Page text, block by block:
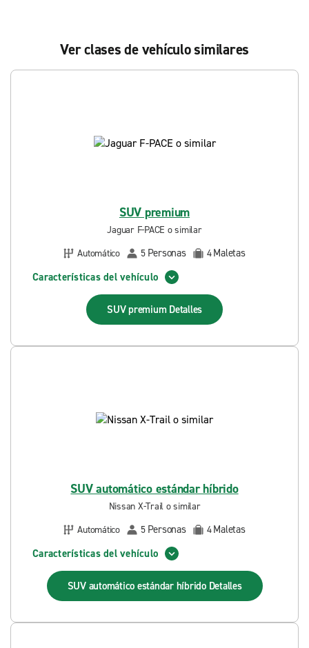
Ver clases de vehículo similares
SUV premium
Jaguar F-PACE o similar
Automático
5 Personas 4Maletas
Características del vehículo
SUV premium Detalles
SUV automático estándar híbrido
Nissan X-Trail o similar
Automático
5 Personas 4Maletas
Características del vehículo
SUV automático estándar híbrido Detalles